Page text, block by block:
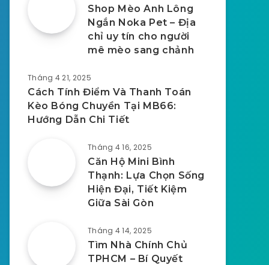
Shop Mèo Anh Lông
Ngắn Noka Pet – Địa
chỉ uy tín cho người
mê mèo sang chảnh
Tháng 4 21, 2025
Cách Tính Điểm Và Thanh Toán
Kèo Bóng Chuyền Tại MB66:
Hướng Dẫn Chi Tiết
Tháng 4 16, 2025
Căn Hộ Mini Bình
Thạnh: Lựa Chọn Sống
Hiện Đại, Tiết Kiệm
Giữa Sài Gòn
Tháng 4 14, 2025
Tìm Nhà Chính Chủ
TPHCM – Bí Quyết